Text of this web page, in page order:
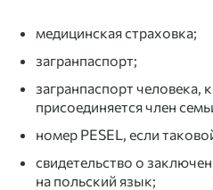
медицинская страховка;
загранпаспорт;
загранпаспорт человека,
присоединяется член
номер PESEL, если
свидетельство о
на польский язык;